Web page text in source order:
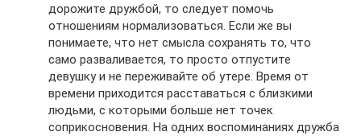
дорожите дружбой, то следует помочь
отношениям нормализоваться. Если же вы
понимаете, что нет смысла сохранять то, что
само разваливается, то просто отпустите
девушку и не переживайте об утере. Время от
времени приходится расставаться с близкими
людьми, с которыми больше нет точек
соприкосновения. На одних воспоминаниях дружба